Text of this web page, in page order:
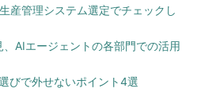
産管理システム選定でチェックし
AIエージェントの各部門での活用
びで外せないポイント4選